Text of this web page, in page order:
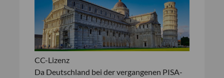
CC-Lizenz
Da Deutschland bei der vergangenen PISA-